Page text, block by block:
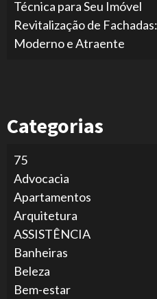
Técnica para Seu Imóvel
Revitalização de
Moderno e Atraente
Categorias
75
Advocacia
Apartamentos
Arquitetura
ASSISTÊNCIA
Banheiras
Beleza
Bem-estar